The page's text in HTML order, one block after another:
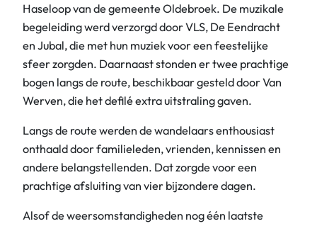
Haseloop van de gemeente Oldebroek. De muzikale
begeleiding werd verzorgd door VLS, De Eendracht
en Jubal, die met hun muziek voor een feestelijke
sfeer zorgden. Daarnaast stonden er twee prachtige
bogen langs de route, beschikbaar gesteld door Van
Werven, die het defilé extra uitstraling gaven.
Langs de route werden de wandelaars enthousiast
onthaald door familieleden, vrienden, kennissen en
andere belangstellenden. Dat zorgde voor een
prachtige afsluiting van vier bijzondere dagen.
Alsof de weersomstandigheden nog één laatste